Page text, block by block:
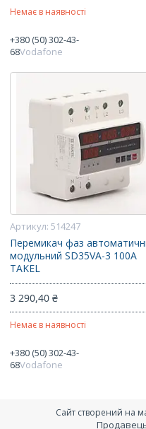
Немає в наявності
+380 (50) 302-43-
68Vodafone
514247
Перемикач фаз
модульний SD35VA-3 100A
TAKEL
3 290,40 ₴
Немає в наявності
+380 (50) 302-43-
68Vodafone
Сайт створений на